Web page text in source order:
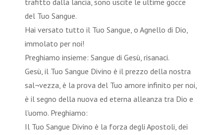
trafitto dalla lancia, sono uscite le ultime gocce
del Tuo Sangue.
Hai versato tutto il Tuo Sangue, o Agnello di Dio,
immolato per noi!
Preghiamo insieme: Sangue di Gesù, risanaci.
Gesù, il Tuo Sangue Divino è il prezzo della nostra
sal¬vezza, è la prova del Tuo amore infinito per noi,
è il segno della nuova ed eterna alleanza tra Dio e
l'uomo. Preghiamo:
Il Tuo Sangue Divino è la forza degli Apostoli, dei